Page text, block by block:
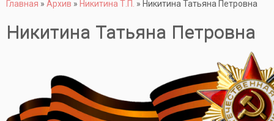
Главная » Архив » Никитина Т.П. » Никитина Татьяна Петровна
Никитина Татьяна Петровна